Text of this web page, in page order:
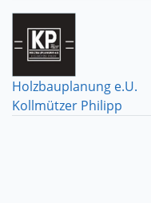
Holzbauplanung e.U.
Kollmützer Philipp